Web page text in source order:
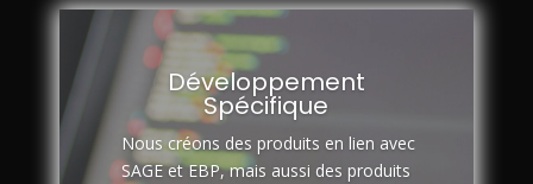
Développement
Spécifique
Nous créons des produits en lien avec
SAGE et EBP, mais aussi des produits